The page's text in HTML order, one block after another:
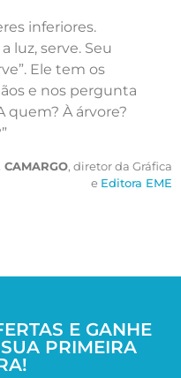
inferiores.
luz, serve. Seu
Ele tem os
e nos pergunta
quem? À árvore?
, diretor da Gráfica
e Editora EME
E GANHE
PRIMEIRA